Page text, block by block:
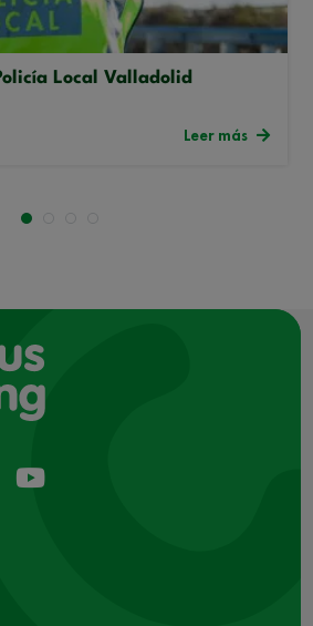
Local Valladolid
Leer más